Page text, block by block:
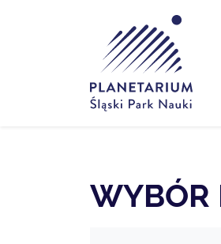
Planetarium
WYBÓR